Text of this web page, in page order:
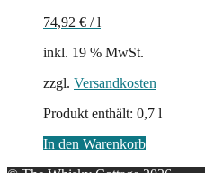
74,92 € /l
inkl. 19 % MwSt.
zzgl. Versandkosten
Produkt enthält: 0,7 l
In den Warenkorb